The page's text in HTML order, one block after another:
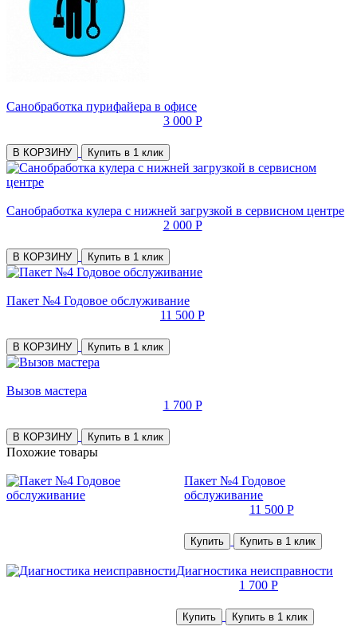
Санобработка пурифайера в офисе
3 000 Р
В КОРЗИНУ Купить в 1 клик
Санобработка кулера с нижней загрузкой в сервисном центре
2 000 Р
В КОРЗИНУ Купить в 1 клик
Пакет №4 Годовое обслуживание
11 500 Р
В КОРЗИНУ Купить в 1 клик
Вызов мастера
1 700 Р
В КОРЗИНУ Купить в 1 клик
Похожие товары
Пакет №4 Годовое
обслуживание
11 500 Р
Купить Купить в 1 клик
Диагностика неисправности
1 700 Р
Купить Купить в 1 клик